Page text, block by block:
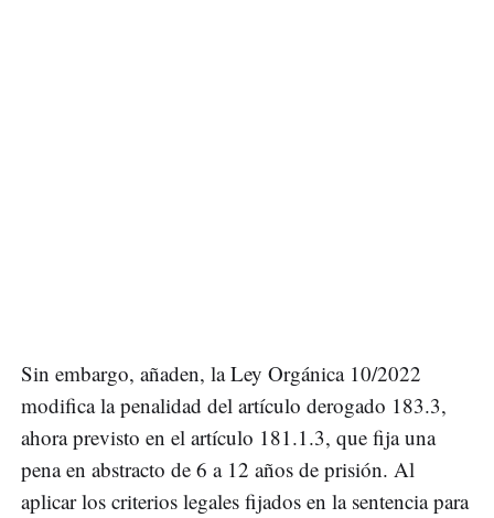
Sin embargo, añaden, la Ley Orgánica 10/2022
modifica la penalidad del artículo derogado 183.3,
ahora previsto en el artículo 181.1.3, que fija una
pena en abstracto de 6 a 12 años de prisión. Al
aplicar los criterios legales fijados en la sentencia para